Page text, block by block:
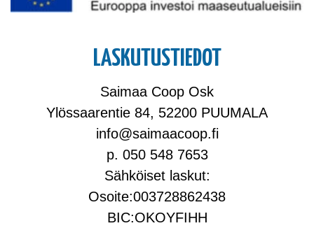
LASKUTUSTIEDOT
Saimaa Coop Osk
Ylössaarentie 84, 52200 PUUMALA
info@saimaacoop.fi
p. 050 548 7653
Sähköiset laskut:
Osoite:003728862438
BIC:OKOYFIHH